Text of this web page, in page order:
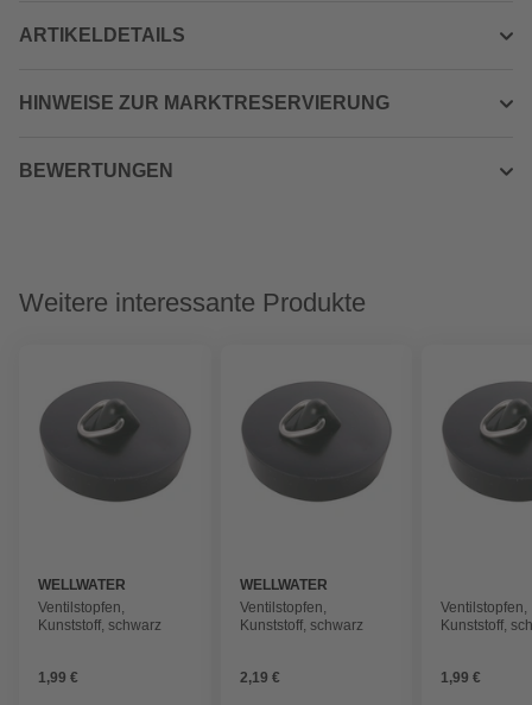
ARTIKELDETAILS
HINWEISE ZUR MARKTRESERVIERUNG
BEWERTUNGEN
Weitere interessante Produkte
WELLWATER
Ventilstopfen,
Kunststoff, schwarz
1,99 €
WELLWATER
Ventilstopfen,
Kunststoff, schwarz
2,19 €
Ventilstopfen,
Kunststoff,
1,99 €